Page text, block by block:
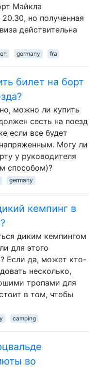
Майкла
но полученная
действительна
germany fra
билет на борт
можно ли купить
сесть на поезд
если все будет
Могу ли
у руководителя
способом)?
germany
кемпинг в
диким кемпингом
для этого
Если да, может кто-
несколько,
тропами для
в том, чтобы
camping
во